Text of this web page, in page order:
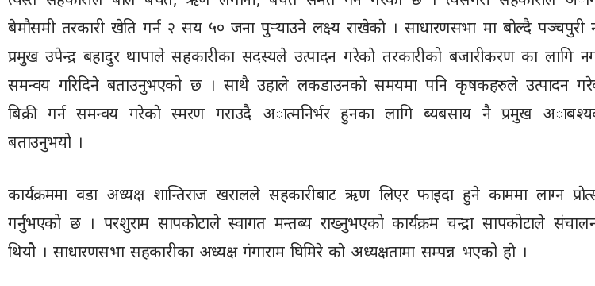
बेमौसमी तरकारी खेति गर्न २ सय ५० जना पुर्‍याउने लक्ष्य राखेकाे । साधारणसभा मा बाेल्दै पञ्चपुरी
प्रमुख उपेन्द्र बहादुर थापाले सहकारीका सदस्यले उत्पादन गरेकाे तरकारीको बजारीकरण का लागि
समन्वय गरिदिने बताउनुभएको छ । साथै उहाले लकडाउनकाे समयमा पनि कृषकहरुले उत्पादन
बिक्री गर्न समन्वय गरेकाे स्मरण गराउदै अात्मनिर्भर हुनका लागि ब्यबसाय नै प्रमुख
बताउनुभयो ।
कार्यक्रममा वडा अध्यक्ष शान्तिराज खरालले सहकारीबाट ऋण लिएर फाइदा हुने काममा लाग्न
गर्नुभएको छ । परशुराम सापकाेटाले स्वागत मन्तब्य राख्नुभएको कार्यक्रम चन्द्रा सापकोटाले
थियोे । साधारणसभा सहकारीका अध्यक्ष गंगाराम घिमिरे काे अध्यक्षतामा सम्पन्न भएको हाे ।